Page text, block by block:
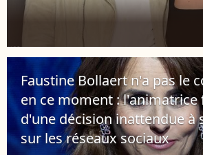
Faustine Bollaert n'a pas le
en ce moment : l'animatrice
d'une décision inattendue à
sur les réseaux sociaux